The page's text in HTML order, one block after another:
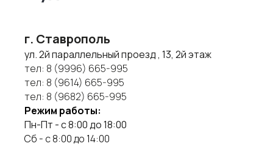
г. Ставрополь
ул. 2й параллельный проезд , 13, 2й этаж
тел: 8 (9996) 665-995
тел: 8 (9614) 665-995
тел: 8 (9682) 665-995
Режим работы:
Пн-Пт - с 8:00 до 18:00
Сб - с 8:00 до 14:00